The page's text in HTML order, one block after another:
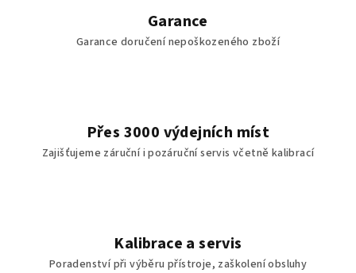
k
y
s
u
Garance
Garance doručení nepoškozeného zboží
Přes 3000 výdejních míst
Zajišťujeme záruční i pozáruční servis včetně kalibrací
Kalibrace a servis
Poradenství při výběru přístroje, zaškolení obsluhy